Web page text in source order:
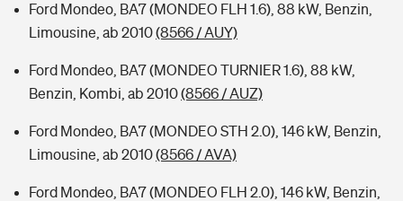
Ford Mondeo, BA7 (MONDEO FLH 1.6), 88 kW, Benzin,
Limousine, ab 2010(8566 / AUY)
Ford Mondeo, BA7 (MONDEO TURNIER 1.6), 88 kW,
Benzin, Kombi, ab 2010(8566 / AUZ)
Ford Mondeo, BA7 (MONDEO STH 2.0), 146 kW, Benzin,
Limousine, ab 2010(8566 / AVA)
Ford Mondeo, BA7 (MONDEO FLH 2.0), 146 kW, Benzin,